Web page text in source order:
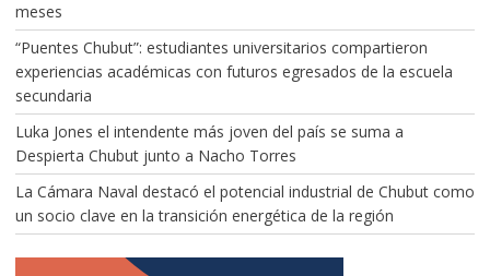
meses
“Puentes Chubut”: estudiantes universitarios compartieron
experiencias académicas con futuros egresados de la escuela
secundaria
Luka Jones el intendente más joven del país se suma a
Despierta Chubut junto a Nacho Torres
La Cámara Naval destacó el potencial industrial de Chubut como
un socio clave en la transición energética de la región